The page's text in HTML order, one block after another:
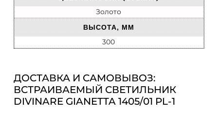
Золото
ВЫСОТА, ММ
300
ДОСТАВКА И САМОВЫВОЗ:
ВСТРАИВАЕМЫЙ СВЕТИЛЬНИК
DIVINARE GIANETTA 1405/01 PL-1